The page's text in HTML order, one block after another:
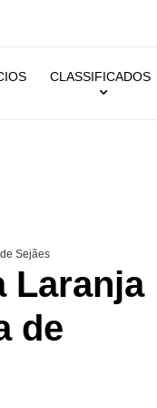
CLASSIFICADOS
Sejães
Laranja
de